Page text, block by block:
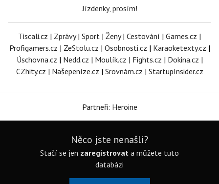
Jízdenky, prosím!
Tiscali.cz | Zprávy| Sport | Ženy| Cestování | Games.cz |
Profigamers.cz | ZeStolu.cz | Osobnosti.cz | Karaoketexty.cz |
Úschovna.cz | Nedd.cz | Moulík.cz | Fights.cz | Dokina.cz |
CZhity.cz | Našepeníze.cz | Srovnám.cz | StartupInsider.cz
Partneři: Heroine
Něco jste nenašli?
Stačí se jen zaregistrovat a můžete tuto
databázi